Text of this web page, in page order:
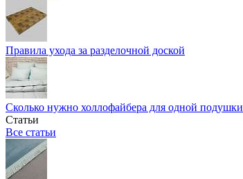
Правила ухода за разделочной доской
Сколько нужно холлофайбера для одной подушки
Статьи
Все статьи